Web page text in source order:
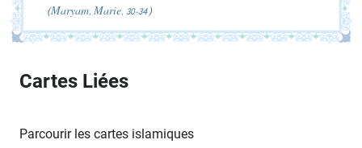
(Maryam, Marie, 30-34)
Cartes Liées
Parcourir les cartes islamiques